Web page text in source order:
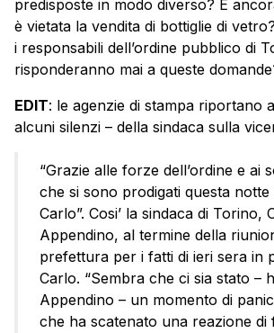
predisposte in modo diverso? E
è vietata la vendita di bottiglie di
i responsabili dell’ordine pubblico di
risponderanno mai a queste
EDIT: le agenzie di stampa riportano
alcuni silenzi – della sindaca sulla
“Grazie alle forze dell’ordine e ai
che si sono prodigati questa
Carlo”. Cosi’ la sindaca di Torino,
Appendino, al termine della
prefettura per i fatti di ieri sera in
Carlo. “Sembra che ci sia stato –
Appendino – un momento di
che ha scatenato una reazione di